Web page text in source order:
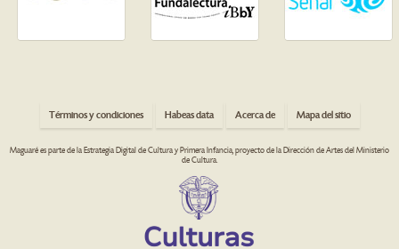
Términos y condiciones Habeas data Acerca de Mapa del sitio
Maguaré es parte de la Estrategia Digital de Cultura y Primera Infancia, proyecto de la Dirección de Artes del Ministerio
de Cultura.